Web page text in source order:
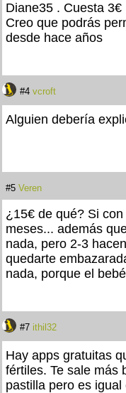
Diane35 . Cuesta
Creo que podrás
desde hace años
#4 vcroft
Alguien debería
#5 Veren
¿15€ de qué? Si
meses... además
nada, pero 2-3
quedarte
nada, porque el
#7 ithil32
Hay apps gratuitas
fértiles. Te sale más
pastilla pero es